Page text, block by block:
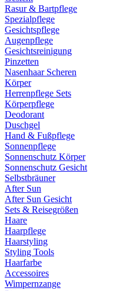
Rasur & Bartpflege
Spezialpflege
Gesichtspflege
Augenpflege
Gesichtsreinigung
Pinzetten
Nasenhaar Scheren
Körper
Herrenpflege Sets
Körperpflege
Deodorant
Duschgel
Hand & Fußpflege
Sonnenpflege
Sonnenschutz Körper
Sonnenschutz Gesicht
Selbstbräuner
After Sun
After Sun Gesicht
Sets & Reisegrößen
Haare
Haarpflege
Haarstyling
Styling Tools
Haarfarbe
Accessoires
Wimpernzange